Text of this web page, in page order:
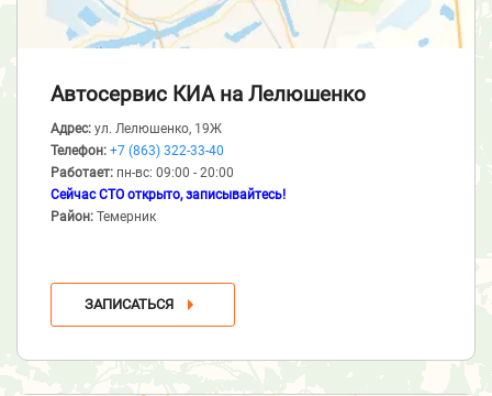
Автосервис КИА на Лелюшенко
Адрес: ул. Лелюшенко, 19Ж
Телефон: +7 (863) 322-33-40
Работает: пн-вс: 09:00 - 20:00
Сейчас СТО открыто, записывайтесь!
Район: Темерник
ЗАПИСАТЬСЯ